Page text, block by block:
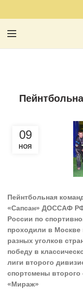
09
НОЯ
Пейнтбольная
«Сапсан» ДОССАФ РФ
России по
проходили в Москве
разных уголков
победу в
лиги второго
спортсмены
«Мираж»